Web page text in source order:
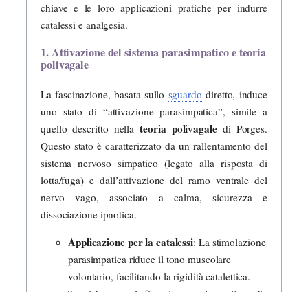
chiave e le loro applicazioni pratiche per indurre
catalessi e analgesia.
1. Attivazione del sistema parasimpatico e teoria
polivagale
La fascinazione, basata sullo sguardo diretto, induce
uno stato di “attivazione parasimpatica”, simile a
quello descritto nellateoria polivagaledi Porges.
Questo stato è caratterizzato da un rallentamento del
sistema nervoso simpatico (legato alla risposta di
lotta/fuga) e dall’attivazione del ramo ventrale del
nervo vago, associato a calma, sicurezza e
dissociazione ipnotica.
Applicazione per la catalessi: La stimolazione
parasimpatica riduce il tono muscolare
volontario, facilitando la rigidità catalettica.